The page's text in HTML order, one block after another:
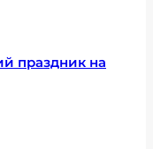
праздник на